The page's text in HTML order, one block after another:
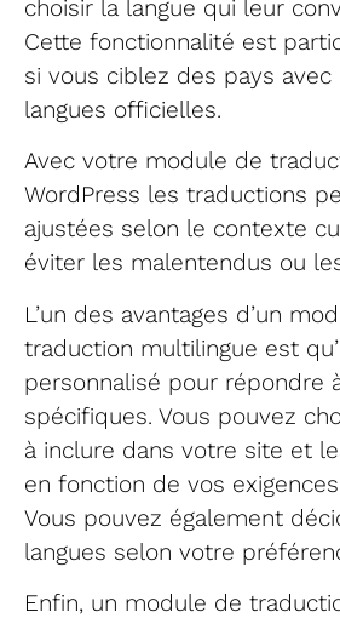
choisir la langue qui leur
Cette fonctionnalité est
si vous ciblez des pays avec
langues officielles.
Avec votre module de
WordPress les traductions
ajustées selon le contexte
éviter les malentendus ou
L’un des avantages d’un
traduction multilingue est
personnalisé pour répondre
spécifiques. Vous pouvez
à inclure dans votre site et
en fonction de vos
Vous pouvez également
langues selon votre
Enfin, un module de